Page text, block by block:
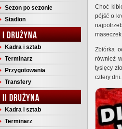
Sezon po sezonie
Stadion
I DRUŻYNA
Kadra i sztab
Terminarz
Przygotowania
Transfery
II DRUŻYNA
Kadra i sztab
Terminarz
Choć
pójść o
Zbiórka
również
tysięcy
cztery